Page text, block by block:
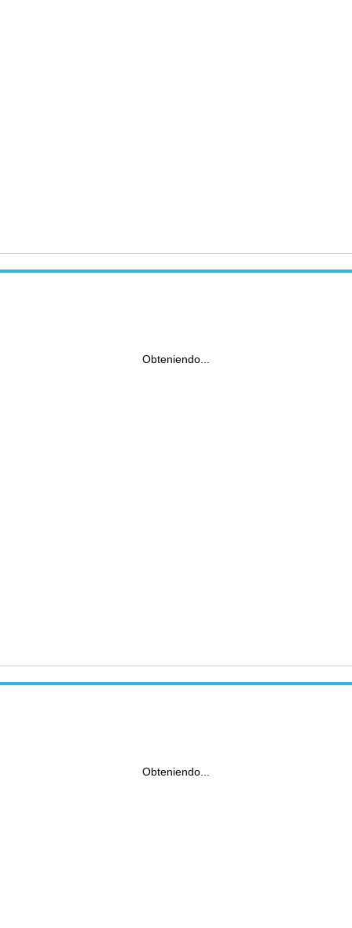
Obteniendo...
Obteniendo...